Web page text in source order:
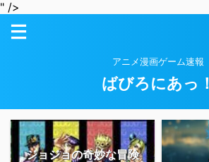
" />
アニメ漫画ゲーム速報
ばびろにあっ！
ジョジョの奇妙な冒険